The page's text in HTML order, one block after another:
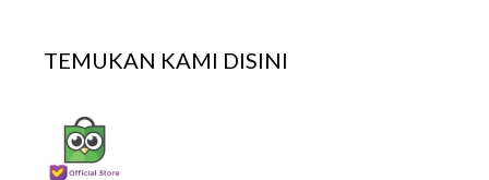
TEMUKAN KAMI DISINI